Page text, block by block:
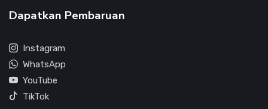
Dapatkan Pembaruan
Instagram
WhatsApp
YouTube
TikTok